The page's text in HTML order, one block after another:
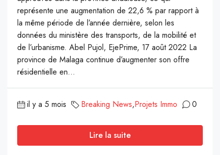
représente une augmentation de 22,6 % par rapport à
la même période de l’année dernière, selon les
données du ministère des transports, de la mobilité et
de l’urbanisme. Abel Pujol, EjePrime, 17 août 2022 La
province de Malaga continue d’augmenter son offre
résidentielle en...
il y a 5 mois Breaking News,Projets Immo 0
Lire la suite